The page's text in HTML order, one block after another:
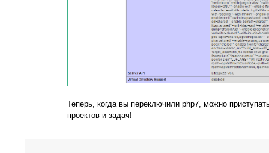
Теперь, когда вы переключили php7, можно
проектов и задач!